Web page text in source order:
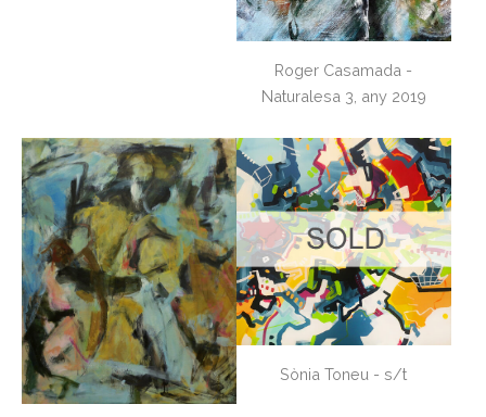
Roger Casamada -
Naturalesa 3, any 2019
Sònia Toneu - s/t